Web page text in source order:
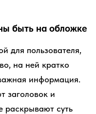
быть на обложке
для пользователя,
на ней кратко
информация.
заголовок и
раскрывают суть